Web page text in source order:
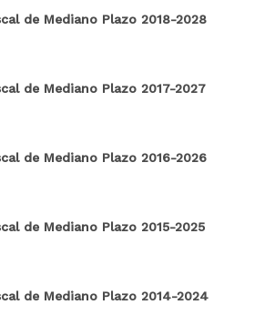
de Mediano Plazo 2018-2028
de Mediano Plazo 2017-2027
de Mediano Plazo 2016-2026
de Mediano Plazo 2015-2025
de Mediano Plazo 2014-2024